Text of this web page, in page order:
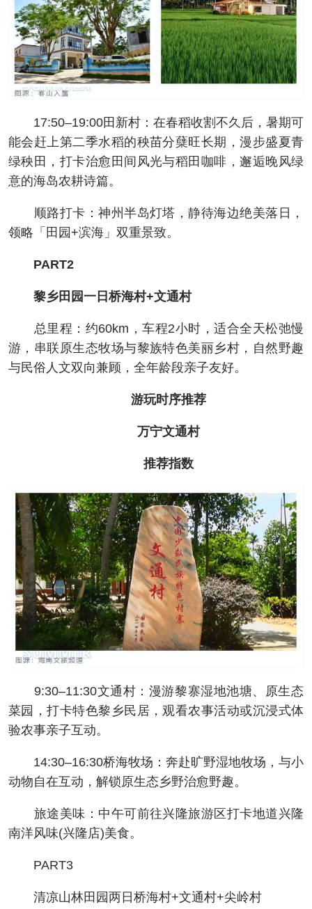
17:50–19:00田新村：在春稻收割不久后，暑期可
能会赶上第二季水稻的秧苗分蘖旺长期，漫步盛夏青
绿秧田，打卡治愈田间风光与稻田咖啡，邂逅晚风绿
意的海岛农耕诗篇。
顺路打卡：神州半岛灯塔，静待海边绝美落日，
领略「田园+滨海」双重景致。
PART2
黎乡田园一日桥海村+文通村
总里程：约60km，车程2小时，适合全天松弛慢
游，串联原生态牧场与黎族特色美丽乡村，自然野趣
与民俗人文双向兼顾，全年龄段亲子友好。
游玩时序推荐
万宁文通村
推荐指数
9:30–11:30文通村：漫游黎寨湿地池塘、原生态
菜园，打卡特色黎乡民居，观看农事活动或沉浸式体
验农事亲子互动。
14:30–16:30桥海牧场：奔赴旷野湿地牧场，与小
动物自在互动，解锁原生态乡野治愈野趣。
旅途美味：中午可前往兴隆旅游区打卡地道兴隆
南洋风味(兴隆店)美食。
PART3
清凉山林田园两日桥海村+文通村+尖岭村